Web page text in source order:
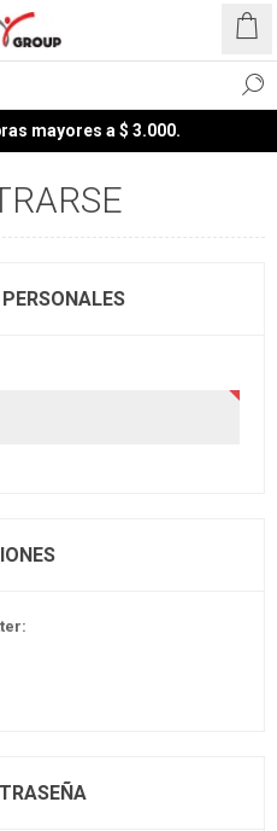
mayores a $ 3.000.